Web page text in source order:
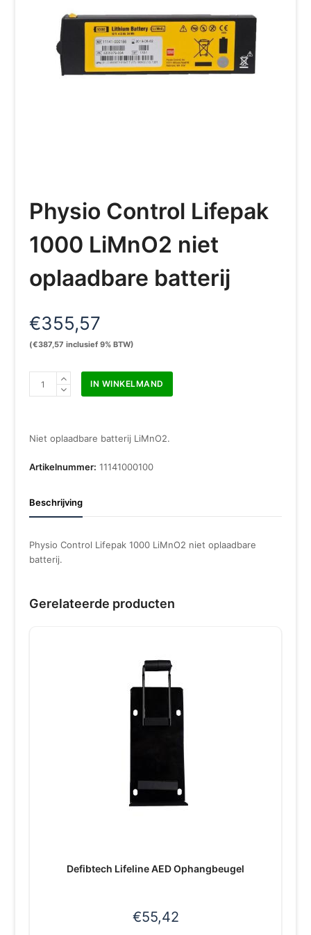
Physio Control Lifepak
1000 LiMnO2 niet
oplaadbare batterij
€355,57
(€387,57 inclusief 9% BTW)
LiMnO2
oplaadbare
IN WINKELMAND
Niet oplaadbare batterij LiMnO2.
Artikelnummer: 11141000100
Beschrijving
Physio Control Lifepak 1000 LiMnO2 niet oplaadbare
batterij.
Gerelateerde producten
Defibtech Lifeline AED Ophangbeugel
€55,42